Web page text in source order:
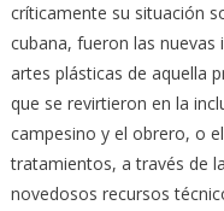
críticamente su situación
cubana, fueron las nuevas
artes plásticas de aquella
que se revirtieron en la
campesino y el obrero, o
tratamientos, a través de
novedosos recursos